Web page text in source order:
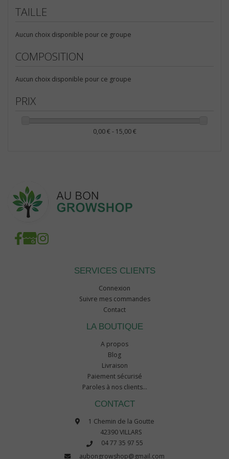
BALLAST
Ballast Magnétique
Ballast Electronique
ECLAIRAGE CMH
Accueil (11)
TAILLE
Aucun choix disponible pour ce groupe
COMPOSITION
Aucun choix disponible pour ce groupe
PRIX
0,00 € - 15,00 €
SERVICES CLIENTS
Connexion
Suivre mes commandes
Contact
LA BOUTIQUE
A propos
Blog
Livraison
Paiement sécurisé
Paroles à nos clients...
CONTACT
1 Chemin de la Goutte
42390 VILLARS
04 77 35 97 55
aubongrowshop@gmail.com